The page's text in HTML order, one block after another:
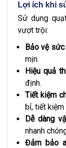
Lợi ích khi
Sử dụng
vượt trội:
Bảo vệ sức
mịn.
Hiệu quả
định.
Tiết kiệm
bỉ, tiết kiệm
Dễ dàng
nhanh
Đảm bảo